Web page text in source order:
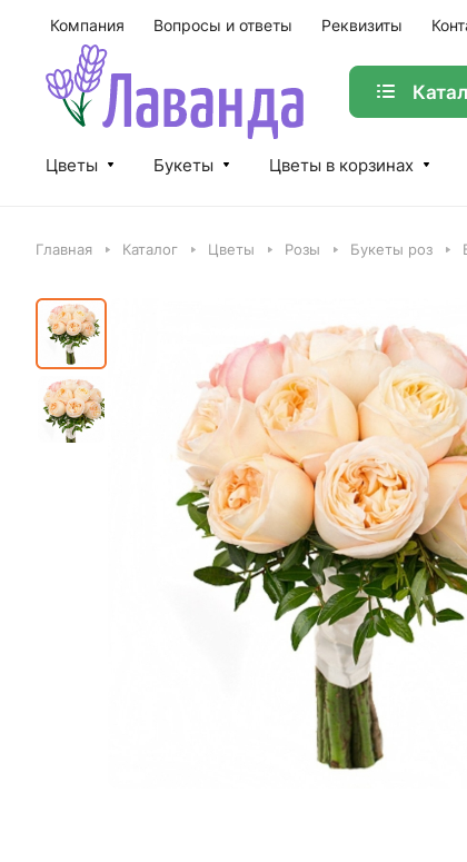
Компания Вопросы и ответы Реквизиты
Цветы Букеты Цветы в корзинах
Главная Каталог Цветы Розы Букеты роз